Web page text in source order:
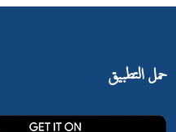
حمل التطبيق